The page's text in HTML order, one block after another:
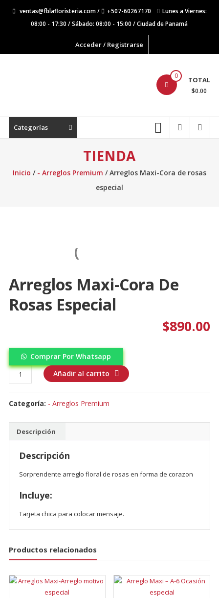
contenido
ventas@fblafloristeria.com / +507-60267170
Lunes a Viernes:
08:00 - 17:30 / Sábado: 08:00 - 15:00 / Ciudad de Panamá
Acceder / Registrarse
0 TOTAL
$0.00
Categorías
TIENDA
Inicio / - Arreglos Premium / Arreglos Maxi-Cora de rosas
especial
Arreglos Maxi-Cora De
Rosas Especial
$890.00
Comprar Por Whatsapp
Arreglos
Maxi-
Cora
de
cantidad
Añadir al carrito
Categoría: - Arreglos Premium
Descripción
Descripción
Sorprendente arreglo floral de rosas en forma de corazon
Incluye:
Tarjeta chica para colocar mensaje.
Productos relacionados